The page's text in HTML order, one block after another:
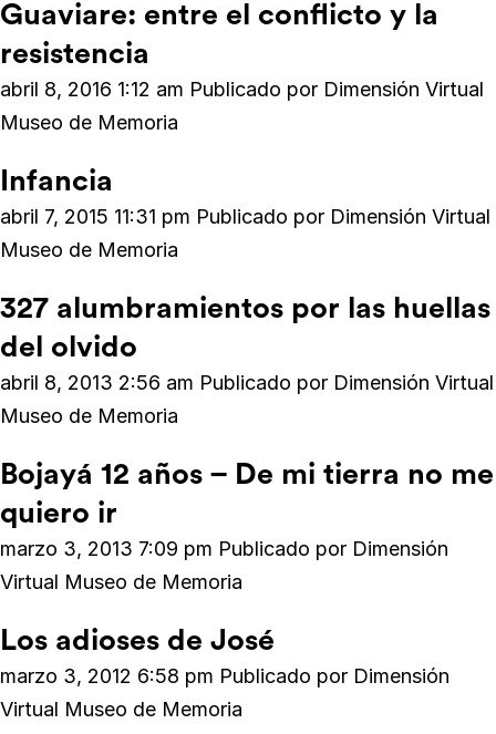
Guaviare: entre el conflicto y la
resistencia
abril 8, 2016 1:12 am Publicado por Dimensión Virtual
Museo de Memoria
Infancia
abril 7, 2015 11:31 pm Publicado por Dimensión Virtual
Museo de Memoria
327 alumbramientos por las huellas
del olvido
abril 8, 2013 2:56 am Publicado por Dimensión Virtual
Museo de Memoria
Bojayá 12 años – De mi tierra no me
quiero ir
marzo 3, 2013 7:09 pm Publicado por Dimensión
Virtual Museo de Memoria
Los adioses de José
marzo 3, 2012 6:58 pm Publicado por Dimensión
Virtual Museo de Memoria